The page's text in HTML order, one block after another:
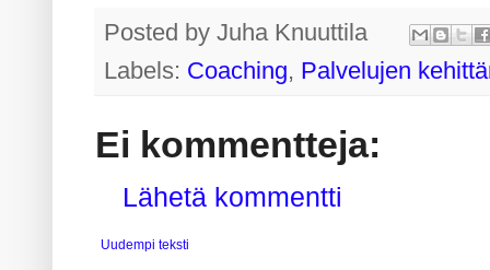
Posted byJuha Knuuttila
Labels: Coaching, Palvelujen
Ei kommentteja:
Lähetä kommentti
Uudempi teksti